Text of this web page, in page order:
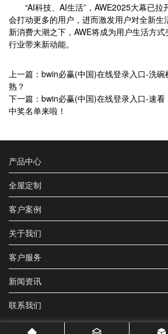
“AI科技、AI生活”，AWE2025大幕已拉
会打动更多的用户，进而激发用户对全新生
新消费大潮之下，AWE将成为用户生活方
行业带来新动能。
上一篇：bwin必赢(中国)在线登录入口-洗
熟？
下一篇：bwin必赢(中国)在线登录入口-速
中奖名单来啦！
产品中心
全屋定制
客户案例
关于我们
客户服务
新闻资讯
联系我们